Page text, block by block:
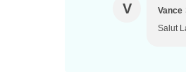
V Vance
Salut